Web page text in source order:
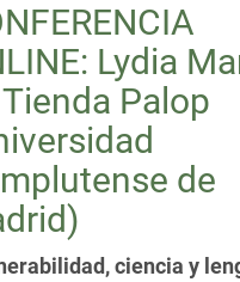
Lydia
Palop
de
ciencia y